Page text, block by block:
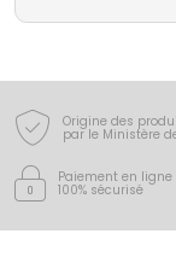
Origine des
par le Ministère
Paiement en
100% sécurisé